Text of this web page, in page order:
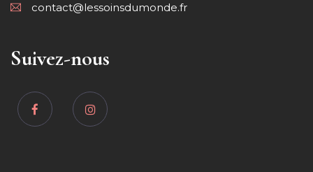
contact@lessoinsdumonde.fr
Suivez-nous